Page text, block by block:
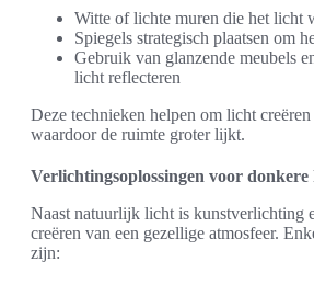
Witte of lichte muren die het licht
Spiegels strategisch plaatsen om
Gebruik van glanzende meubels
licht reflecteren
Deze technieken helpen om licht
waardoor de ruimte groter lijkt.
Verlichtingsoplossingen voor donkere
Naast natuurlijk licht is kunstverlichting
creëren van een gezellige atmosfeer.
zijn: